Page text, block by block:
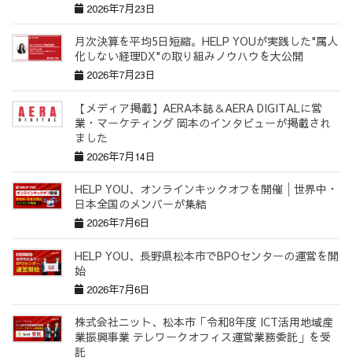
2026年7月23日
月次決算を平均5日短縮。HELP YOUが実践した"属人
化しない経理DX"の取り組みノウハウを大公開
2026年7月23日
【メディア掲載】AERA本誌＆AERA DIGITALに営
業・マーケティング 岡本のインタビューが掲載され
ました
2026年7月14日
HELP YOU、オンラインキックオフを開催│世界中・
日本全国のメンバーが集結
2026年7月6日
HELP YOU、長野県松本市でBPOセンターの運営を開
始
2026年7月6日
株式会社ニット、松本市「令和8年度 ICT活用地域産
業振興事業 テレワークオフィス運営業務委託」を受
託